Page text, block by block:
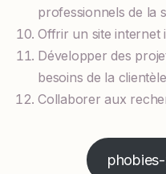
professionnels de la
Offrir un site internet
Développer des
besoins de la
Collaborer aux